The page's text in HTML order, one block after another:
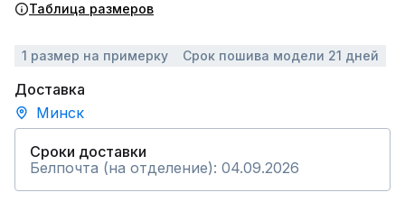
Таблица размеров
1 размер на примерку Срок пошива модели 21 дней
Доставка
Минск
Сроки доставки
Белпочта (на отделение): 04.09.2026